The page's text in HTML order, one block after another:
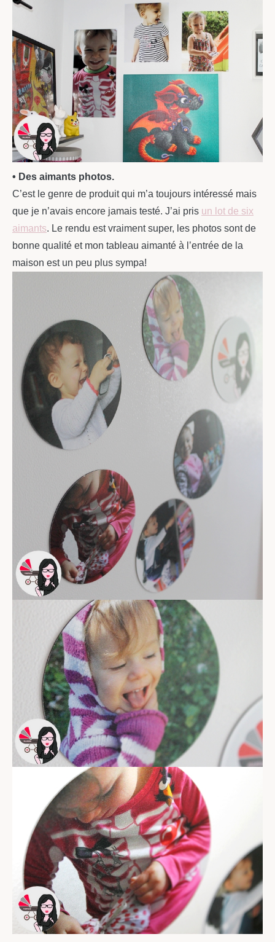
• Des aimants photos.
C’est le genre de produit qui m’a toujours intéressé mais
que je n’avais encore jamais testé. J’ai pris un lot de six
aimants. Le rendu est vraiment super, les photos sont de
bonne qualité et mon tableau aimanté à l’entrée de la
maison est un peu plus sympa!